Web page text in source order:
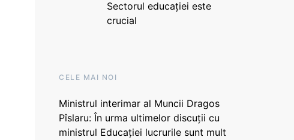
Sectorul educației este
crucial
CELE MAI NOI
Ministrul interimar al Muncii Dragos
Pîslaru: În urma ultimelor discuții cu
ministrul Educației lucrurile sunt mult